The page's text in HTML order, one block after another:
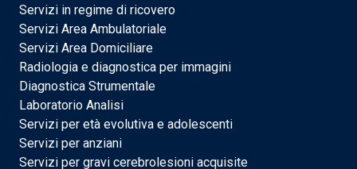
Servizi in regime di ricovero
Servizi Area Ambulatoriale
Servizi Area Domiciliare
Radiologia e diagnostica per immagini
Diagnostica Strumentale
Laboratorio Analisi
Servizi per età evolutiva e adolescenti
Servizi per anziani
Servizi per gravi cerebrolesioni acquisite